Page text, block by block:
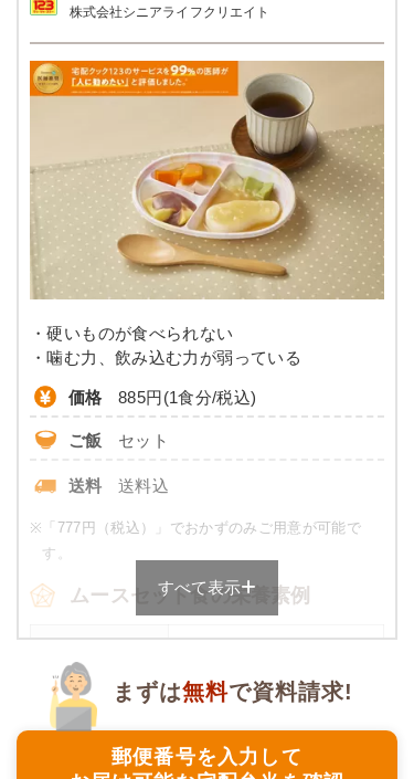
※メニューの補足
ご飯セットの栄養素です。お弁当献立の一例と
その栄養価のため、実際にご提供可能なメニュ
ーではないのでご注意ください。
品数 5品～6品
カロリー 306～408kcal
3.0g以下
タンパク質 -
脂質 -
糖質 -
リン -
カリウム -
コレステロール -
※カロリーは目安の数値であるため、メニューによっ
価です。
やわらか食のメニュー例
牛肉のオイスター炒め
コロッケ
菜の花の辛子和え
豆ひじき
マンゴーシロップ漬け
株式会社シニアライフクリエイト
・硬いものが食べられない
・噛む力、飲み込む力が弱っている
価格 885円(1食分/税込)
ご飯 セット
送料 送料込
※ 「777円（税込）」でおかずのみご用意が可能で
す。
ムースセット食の栄養素例
カロリー 458～474kcal
すべて表示
郵便番号を入力して
まずは無料で資料請求!